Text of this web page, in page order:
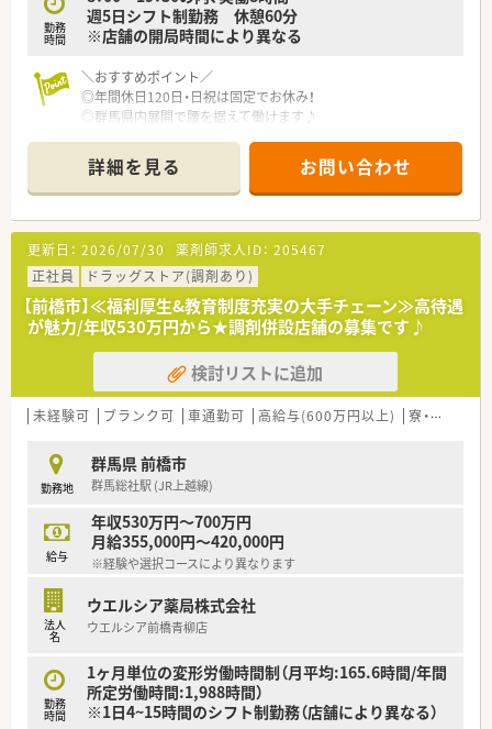
勤務
時間
週5日シフト制勤務 休憩60分
※店舗の開局時間により異なる
＼おすすめポイント／
◎年間休日120日・日祝は固定でお休み！
◎群馬県内展開で腰を据えて働けます♪
◎店舗拡大のための増員募集♪
◎大手DGSの傘下で安定経営！
◎管理薬剤師経験のない方でも安心な研修制度あり！
◎入社後は勤務薬剤師として就業いただくため、
将来的に管理薬剤師を目指したい方歓迎！！
＼こんな会社です！／
群馬県発祥の唯一のドラッグストアとして運営！
DGS54店舗 調剤併設店22店舗と群馬県内をメインに出店して
います。
2020年よりウエルシアHDGに参画、今後も成長し続ける群馬県
展開の地場企業です。
2022年12月現在で調剤併設率は47%！
管理薬剤師としてのキャリアを目指したい方は必見！
多数の活躍できる場がございます♪
＼店舗の特徴／
調剤独立店舗♪
近隣の内科クリニックから処方箋を応需しており、
主な応需科目は内科・循環器科・糖尿病内科で
＼就業環境／
待ち時間0でのお渡しや、ドライブスルーでの服薬指導も実施し
ています。
薬歴は全店舗でMusubiを導入♪
詳細を見る お問い合わせ
更新日： 2026/07/30 薬剤師求人ID： 205467
正社員
ドラッグストア(調剤あり)
【前橋市】≪福利厚生&教育制度充実の大手チェーン≫高待遇
が魅力/年収530万円から★調剤併設店舗の募集です♪
検討リストに追加
未経験可 ブランク可 車通勤可 高給与(600万円以上) 寮・借上社宅あり
勤務地
群馬県 前橋市
群馬総社駅 (JR上越線)
給与
年収530万円～700万円
月給355,000円～420,000円
※経験や選択コースにより異なります
法人
名
ウエルシア薬局株式会社
ウエルシア前橋青柳店
勤務
時間
1ヶ月単位の変形労働時間制（月平均:165.6時間/年間
所定労働時間:1,988時間）
※1日4~15時間のシフト制勤務（店舗により異なる）